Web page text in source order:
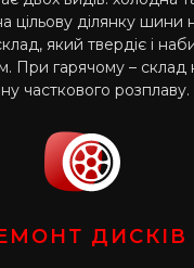
цільову ділянку шини
який твердіє і
При гарячому – склад
часткового розплаву.
ДИСКІВ